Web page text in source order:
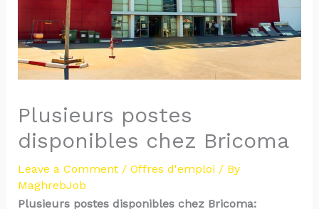
Plusieurs postes
disponibles chez Bricoma
Leave a Comment / Offres d'emploi / By
MaghrebJob
Plusieurs postes disponibles chez Bricoma: